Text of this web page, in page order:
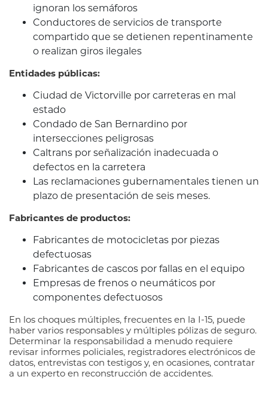
ignoran los semáforos
Conductores de servicios de transporte
compartido que se detienen repentinamente
o realizan giros ilegales
Entidades públicas:
Ciudad de Victorville por carreteras en mal
estado
Condado de San Bernardino por
intersecciones peligrosas
Caltrans por señalización inadecuada o
defectos en la carretera
Las reclamaciones gubernamentales tienen un
plazo de presentación de seis meses.
Fabricantes de productos:
Fabricantes de motocicletas por piezas
defectuosas
Fabricantes de cascos por fallas en el equipo
Empresas de frenos o neumáticos por
componentes defectuosos
En los choques múltiples, frecuentes en la I-15, puede
haber varios responsables y múltiples pólizas de seguro.
Determinar la responsabilidad a menudo requiere
revisar informes policiales, registradores electrónicos de
datos, entrevistas con testigos y, en ocasiones, contratar
a un experto en reconstrucción de accidentes.